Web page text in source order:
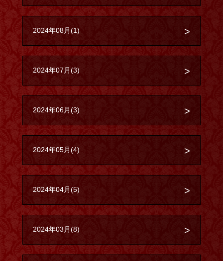
2024年08月(1)
2024年07月(3)
2024年06月(3)
2024年05月(4)
2024年04月(5)
2024年03月(8)